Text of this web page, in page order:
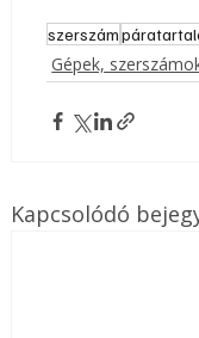
szerszám
Gépek,
Kapcsolódó